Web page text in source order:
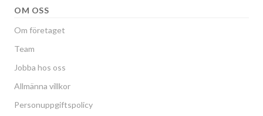
OM OSS
Om företaget
Team
Jobba hos oss
Allmänna villkor
Personuppgiftspolicy